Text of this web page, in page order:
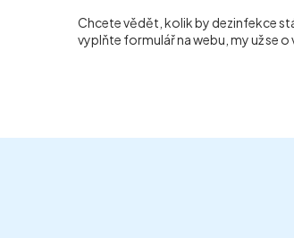
Chcete vědět, kolik by dezinfekce
vyplňte formulář na webu, my už se o